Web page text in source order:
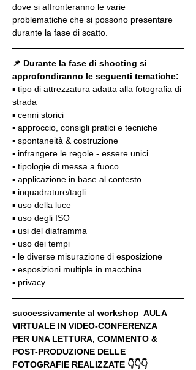
dove si affronteranno le varie
problematiche che si possono presentare
durante la fase di scatto.
📌 Durante la fase di shooting si
approfondiranno le seguenti tematiche:
▪️ tipo di attrezzatura adatta alla fotografia di
strada
▪️ cenni storici
▪️ approccio, consigli pratici e tecniche
▪️ spontaneità & costruzione
▪️ infrangere le regole - essere unici
▪️ tipologie di messa a fuoco
▪️ applicazione in base al contesto
▪️ inquadrature/tagli
▪️ uso della luce
▪️ uso degli ISO
▪️ usi del diaframma
▪️ uso dei tempi
▪️ le diverse misurazione di esposizione
▪️ esposizioni multiple in macchina
▪️ privacy
successivamente al workshop  AULA
VIRTUALE IN VIDEO-CONFERENZA
PER UNA LETTURA, COMMENTO &
POST-PRODUZIONE DELLE
FOTOGRAFIE REALIZZATE 👇👇👇